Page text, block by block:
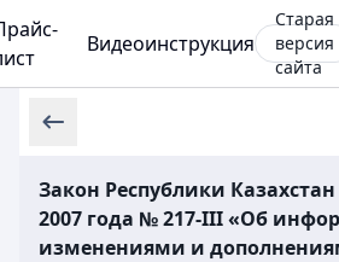
Видеоинструкция
Старая
версия
сайта
Закон Республики Казахстан
2007 года № 217-III «Об
изменениями и